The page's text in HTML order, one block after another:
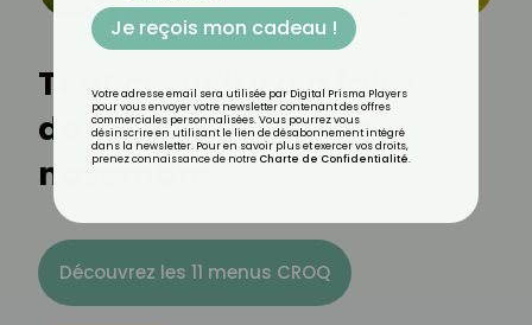
Tout ce qu’il y a à faire
dans votre jardin en
novembre
Découvrez les 11 menus CROQ
Je reçois mon cadeau !
Votre adresse email sera utilisée par Digital Prisma Players
pour vous envoyer votre newsletter contenant des offres
commerciales personnalisées. Vous pourrez vous
désinscrire en utilisant le lien de désabonnement intégré
dans la newsletter. Pour en savoir plus et exercer vos droits,
prenez connaissance de notre Charte de Confidentialité.